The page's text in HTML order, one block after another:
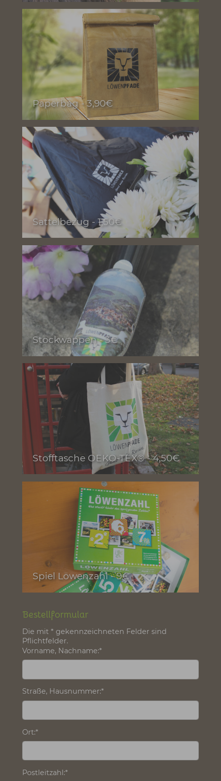
Multifunktionstuch - 3€
Paperbag - 3,90€
Sattelbezug - 1,50€
Stockwappen - 3€
Stofftasche OEKO-TEX® - 4,50€
Bestellformular